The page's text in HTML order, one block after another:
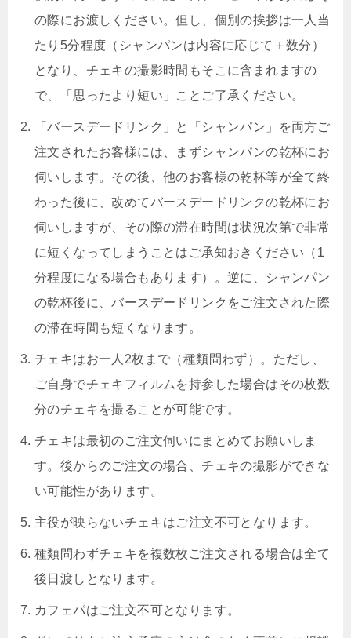
の際にお渡しください。但し、個別の挨拶は一人当
たり5分程度（シャンパンは内容に応じて＋数分）
となり、チェキの撮影時間もそこに含まれますの
で、「思ったより短い」ことご了承ください。
「バースデードリンク」と「シャンパン」を両方ご
注文されたお客様には、まずシャンパンの乾杯にお
伺いします。その後、他のお客様の乾杯等が全て終
わった後に、改めてバースデードリンクの乾杯にお
伺いしますが、その際の滞在時間は状況次第で非常
に短くなってしまうことはご承知おきください（1
分程度になる場合もあります）。逆に、シャンパン
の乾杯後に、バースデードリンクをご注文された際
の滞在時間も短くなります。
チェキはお一人2枚まで（種類問わず）。ただし、
ご自身でチェキフィルムを持参した場合はその枚数
分のチェキを撮ることが可能です。
チェキは最初のご注文伺いにまとめてお願いしま
す。後からのご注文の場合、チェキの撮影ができな
い可能性があります。
主役が映らないチェキはご注文不可となります。
種類問わずチェキを複数枚ご注文される場合は全て
後日渡しとなります。
カフェパはご注文不可となります。